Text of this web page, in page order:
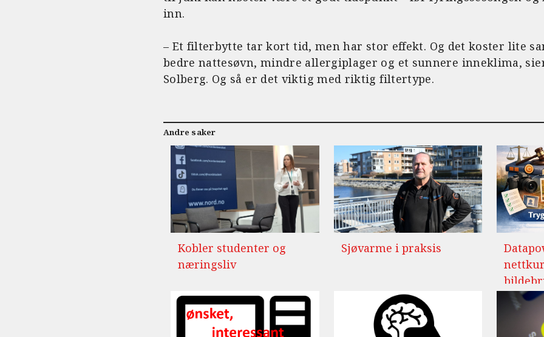
inn.
– Et filterbytte tar kort tid, men har stor effekt. Og det koster lite
bedre nattesøvn, mindre allergiplager og et sunnere inneklima,
Solberg. Og så er det viktig med riktig filtertype.
Andre saker
Kobler studenter og
næringsliv
Sjøvarme i praksis